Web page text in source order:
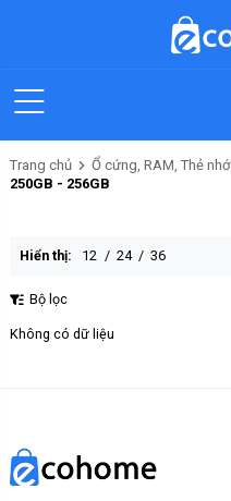
Trang chủ Ổ cứng, RAM, Thẻ nhớ
250GB - 256GB
Hiển thị: 12 / 24 / 36
Bộ lọc
Không có dữ liệu